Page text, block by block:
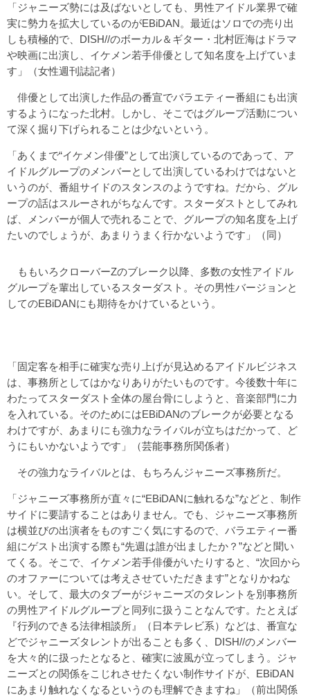
「ジャニーズ勢には及ばないとしても、男性アイドル業界で確
実に勢力を拡大しているのがEBiDAN。最近はソロでの売り出
しも積極的で、DISH//のボーカル＆ギター・北村匠海はドラマ
や映画に出演し、イケメン若手俳優として知名度を上げていま
す」（女性週刊誌記者）
俳優として出演した作品の番宣でバラエティー番組にも出演
するようになった北村。しかし、そこではグループ活動につい
て深く掘り下げられることは少ないという。
「あくまで“イケメン俳優”として出演しているのであって、ア
イドルグループのメンバーとして出演しているわけではないと
いうのが、番組サイドのスタンスのようですね。だから、グル
ープの話はスルーされがちなんです。スターダストとしてみれ
ば、メンバーが個人で売れることで、グループの知名度を上げ
たいのでしょうが、あまりうまく行かないようです」（同）
ももいろクローバーZのブレーク以降、多数の女性アイドル
グループを輩出しているスターダスト。その男性バージョンと
してのEBiDANにも期待をかけているという。
「固定客を相手に確実な売り上げが見込めるアイドルビジネス
は、事務所としてはかなりありがたいものです。今後数十年に
わたってスターダスト全体の屋台骨にしようと、音楽部門に力
を入れている。そのためにはEBiDANのブレークが必要となる
わけですが、あまりにも強力なライバルが立ちはだかって、ど
うにもいかないようです」（芸能事務所関係者）
その強力なライバルとは、もちろんジャニーズ事務所だ。
「ジャニーズ事務所が直々に“EBiDANに触れるな”などと、制作
サイドに要請することはありません。でも、ジャニーズ事務所
は横並びの出演者をものすごく気にするので、バラエティー番
組にゲスト出演する際も“先週は誰が出ましたか？”などと聞い
てくる。そこで、イケメン若手俳優がいたりすると、“次回から
のオファーについては考えさせていただきます”となりかねな
い。そして、最大のタブーがジャニーズのタレントを別事務所
の男性アイドルグループと同列に扱うことなんです。たとえば
『行列のできる法律相談所』（日本テレビ系）などは、番宣な
どでジャニーズタレントが出ることも多く、DISH//のメンバー
を大々的に扱ったとなると、確実に波風が立ってしまう。ジャ
ニーズとの関係をこじれさせたくない制作サイドが、EBiDAN
にあまり触れなくなるというのも理解できますね」（前出関係